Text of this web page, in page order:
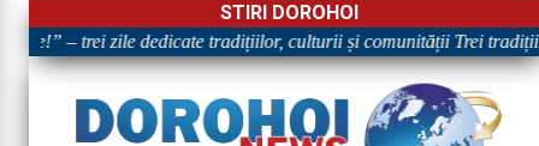
STIRI DOROHOI
– trei zile dedicate tradițiilor, culturii și comunității Trei tradiții.